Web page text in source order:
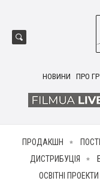
НОВИНИ ПРО
ПРОДАКШН
ДИСТРИБУЦІЯ
ОСВІТНІ ПРОЕКТИ